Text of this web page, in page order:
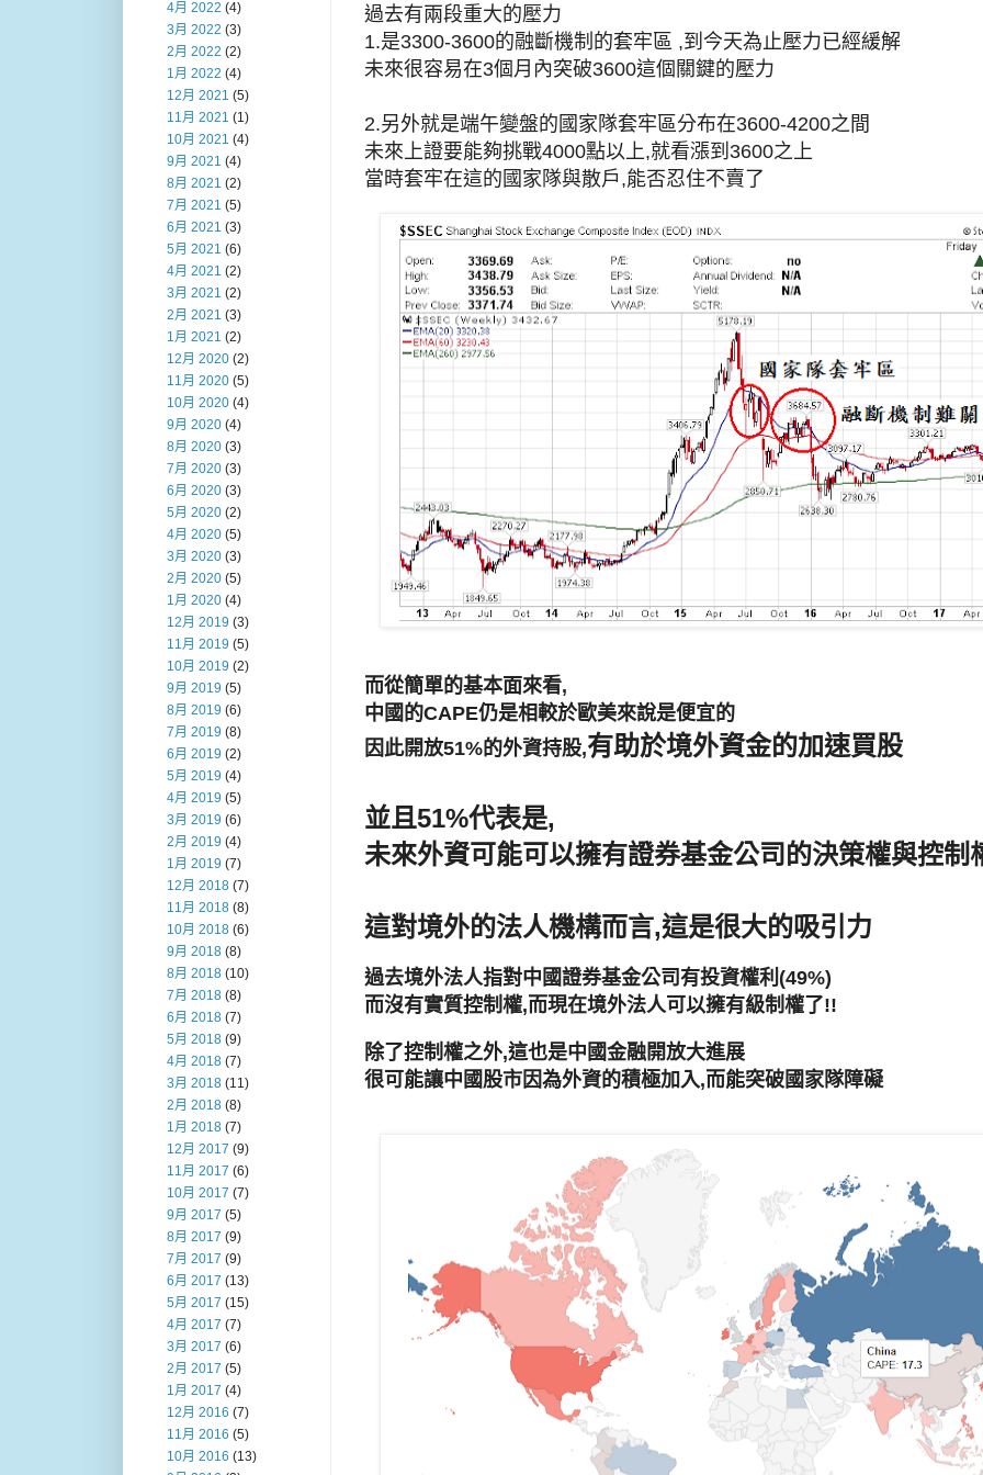
過去有兩段重大的壓力
1.是3300-3600的融斷機制的套牢區 ,到今天為止壓力已經緩解
未來很容易在3個月內突破3600這個關鍵的壓力
2.另外就是端午變盤的國家隊套牢區分布在3600-4200之間
未來上證要能夠挑戰4000點以上,就看漲到3600之上
當時套牢在這的國家隊與散戶,能否忍住不賣了
而從簡單的基本面來看,
中國的CAPE仍是相較於歐美來說是便宜的
因此開放51%的外資持股,有助於境外資金的加速買股
並且51%代表是,
未來外資可能可以擁有證券基金公司的決策權與控制
這對境外的法人機構而言,這是很大的吸引力
過去境外法人指對中國證券基金公司有投資權利(49%)
而沒有實質控制權,而現在境外法人可以擁有級制權了!!
除了控制權之外,這也是中國金融開放大進展
很可能讓中國股市因為外資的積極加入,而能突破國家隊障礙
4月 2022 (4)
3月 2022 (3)
2月 2022 (2)
1月 2022 (4)
12月 2021 (5)
11月 2021 (1)
10月 2021 (4)
9月 2021 (4)
8月 2021 (2)
7月 2021 (5)
6月 2021 (3)
5月 2021 (6)
4月 2021 (2)
3月 2021 (2)
2月 2021 (3)
1月 2021 (2)
12月 2020 (2)
11月 2020 (5)
10月 2020 (4)
9月 2020 (4)
8月 2020 (3)
7月 2020 (3)
6月 2020 (3)
5月 2020 (2)
4月 2020 (5)
3月 2020 (3)
2月 2020 (5)
1月 2020 (4)
12月 2019 (3)
11月 2019 (5)
10月 2019 (2)
9月 2019 (5)
8月 2019 (6)
7月 2019 (8)
6月 2019 (2)
5月 2019 (4)
4月 2019 (5)
3月 2019 (6)
2月 2019 (4)
1月 2019 (7)
12月 2018 (7)
11月 2018 (8)
10月 2018 (6)
9月 2018 (8)
8月 2018 (10)
7月 2018 (8)
6月 2018 (7)
5月 2018 (9)
4月 2018 (7)
3月 2018 (11)
2月 2018 (8)
1月 2018 (7)
12月 2017 (9)
11月 2017 (6)
10月 2017 (7)
9月 2017 (5)
8月 2017 (9)
7月 2017 (9)
6月 2017 (13)
5月 2017 (15)
4月 2017 (7)
3月 2017 (6)
2月 2017 (5)
1月 2017 (4)
12月 2016 (7)
11月 2016 (5)
10月 2016 (13)